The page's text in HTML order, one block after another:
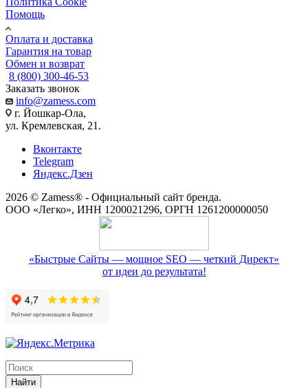
Помощь
Оплата и доставка
Гарантия на товар
Обмен и возврат
8 (800) 300-46-53
Заказать звонок
info@zamess.com
г. Йошкар-Ола,
ул. Кремлевская, 21.
Вконтакте
Telegram
Яндекс.Дзен
2026 © Zamess® - Официальный сайт бренда.
ООО «Легко», ИНН 1200021296, ОРГН 1261200000050
«Быстрые Сайты — мощное SEO — четкий Директ»
от идеи до результата!
Найти